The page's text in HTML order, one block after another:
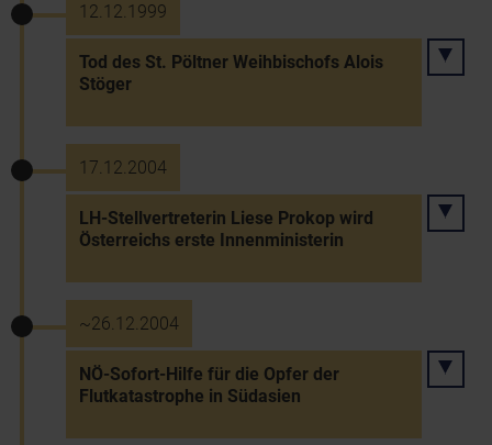
12.12.1999
Tod des St. Pöltner Weihbischofs Alois
Stöger
17.12.2004
LH-Stellvertreterin Liese Prokop wird
Österreichs erste Innenministerin
~26.12.2004
NÖ-Sofort-Hilfe für die Opfer der
Flutkatastrophe in Südasien